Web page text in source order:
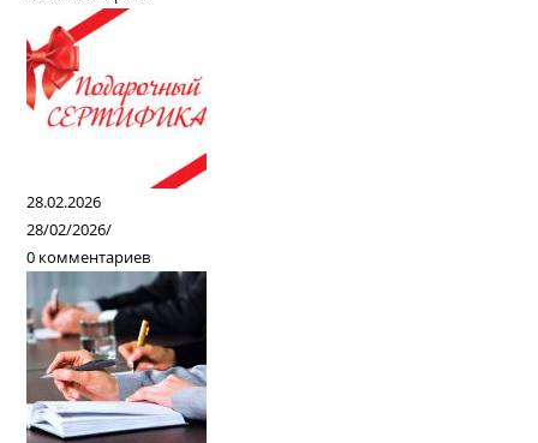
28.02.2026
28/02/2026/
0 комментариев